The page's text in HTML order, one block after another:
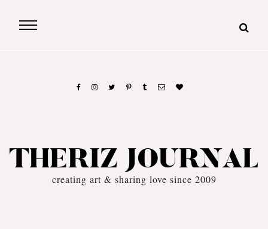
THERIZ JOURNAL
creating art & sharing love since 2009